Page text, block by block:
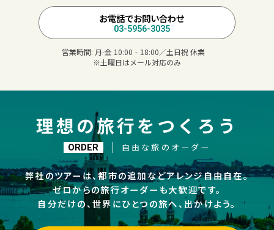
お電話でお問い合わせ
03-5956-3035
営業時間: 月-金 10:00‐18:00／土日祝 休業
※土曜日はメール対応のみ
理想の旅行をつくろう
ORDER 自由な旅のオーダー
弊社のツアーは、都市の追加などアレンジ自由自在。
ゼロからの旅行オーダーも大歓迎です。
自分だけの、世界にひとつの旅へ、出かけよう。